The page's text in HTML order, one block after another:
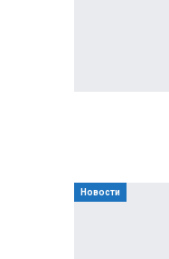
Новости